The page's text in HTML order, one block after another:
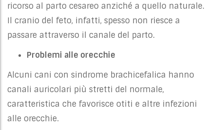
ricorso al parto cesareo anziché a quello naturale.
Il cranio del feto, infatti, spesso non riesce a
passare attraverso il canale del parto.
Problemi alle orecchie
Alcuni cani con sindrome brachicefalica hanno
canali auricolari più stretti del normale,
caratteristica che favorisce otiti e altre infezioni
alle orecchie.